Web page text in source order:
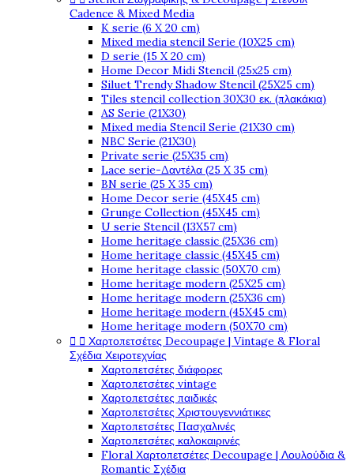
Cadence & Mixed Media
K serie (6 X 20 cm)
Mixed media stencil Serie (10X25 cm)
D serie (15 X 20 cm)
Home Decor Midi Stencil (25x25 cm)
Siluet Trendy Shadow Stencil (25X25 cm)
Tiles stencil collection 30X30 εκ. (πλακάκια)
AS Serie (21X30)
Mixed media Stencil Serie (21X30 cm)
NBC Serie (21X30)
Private serie (25X35 cm)
Lace serie-Δαντέλα (25 X 35 cm)
BN serie (25 X 35 cm)
Home Decor serie (45X45 cm)
Grunge Collection (45X45 cm)
U serie Stencil (13X57 cm)
Home heritage classic (25X36 cm)
Home heritage classic (45X45 cm)
Home heritage classic (50X70 cm)
Home heritage modern (25X25 cm)
Home heritage modern (25X36 cm)
Home heritage modern (45X45 cm)
Home heritage modern (50X70 cm)
  Χαρτοπετσέτες Decoupage | Vintage & Floral
Σχέδια Χειροτεχνίας
Χαρτοπετσέτες διάφορες
Χαρτοπετσέτες vintage
Χαρτοπετσέτες παιδικές
Χαρτοπετσέτες Χριστουγεννιάτικες
Χαρτοπετσέτες Πασχαλινές
Χαρτοπετσέτες καλοκαιρινές
Floral Χαρτοπετσέτες Decoupage | Λουλούδια &
Romantic Σχέδια